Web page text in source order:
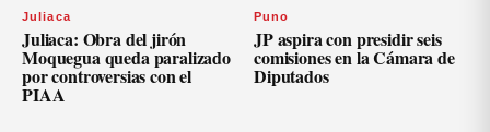
Juliaca
Juliaca: Obra del jirón
Moquegua queda paralizado
por controversias con el
PIAA
Puno
JP aspira con presidir seis
comisiones en la Cámara de
Diputados